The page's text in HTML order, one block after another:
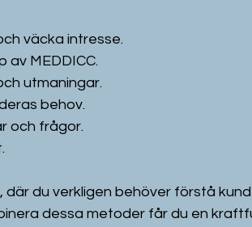
väcka intresse.
MEDDICC.
utmaningar.
behov.
och frågor.
där du verkligen behöver förstå
dessa metoder får du en